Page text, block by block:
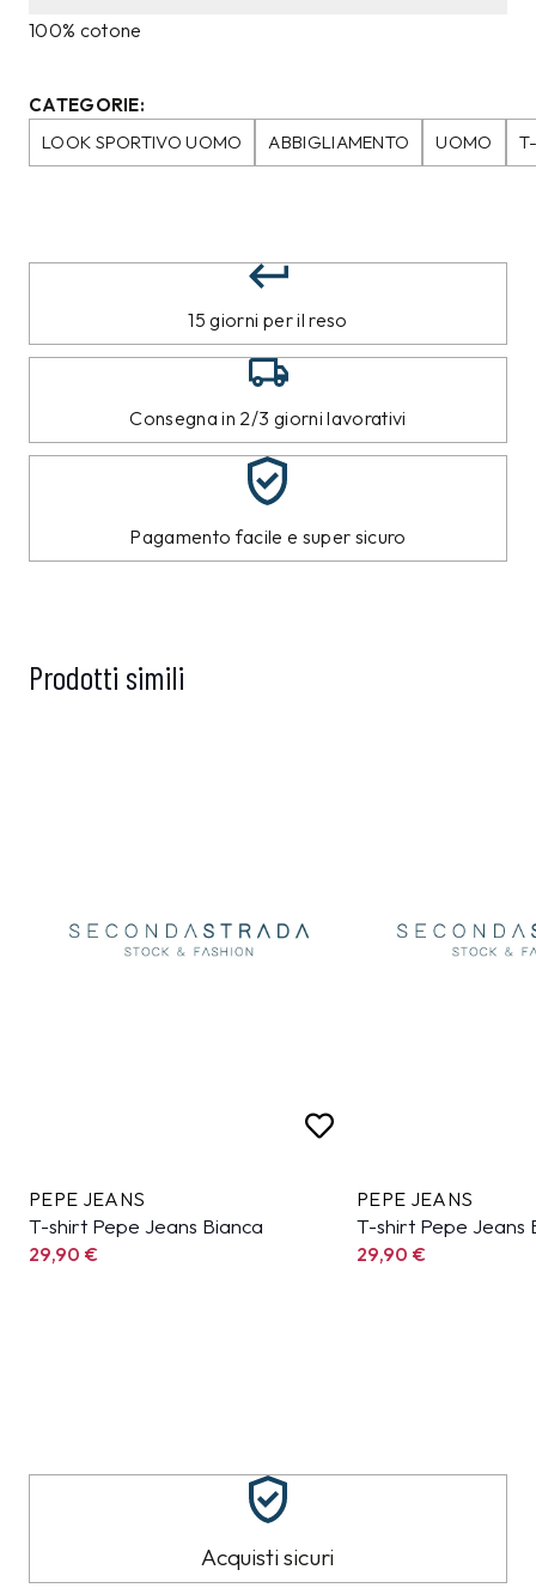
100% cotone
CATEGORIE:
LOOK SPORTIVO UOMO
ABBIGLIAMENTO UOMO
15 giorni per il reso
Consegna in 2/3 giorni lavorativi
Pagamento facile e super sicuro
Prodotti simili
PEPE JEANS
T-shirt Pepe Jeans Bianca
29,90€
PEPE JEANS
T-shirt Pepe Jeans
29,90€
Acquisti sicuri